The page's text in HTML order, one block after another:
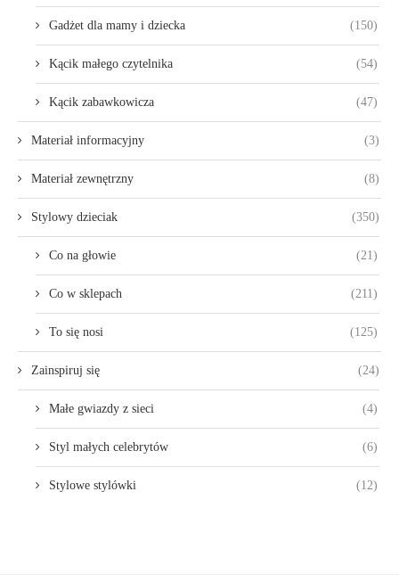
Gadżet dla mamy i dziecka (150)
Kącik małego czytelnika (54)
Kącik zabawkowicza (47)
Materiał informacyjny (3)
Materiał zewnętrzny (8)
Stylowy dzieciak (350)
Co na głowie (21)
Co w sklepach (211)
To się nosi (125)
Zainspiruj się (24)
Małe gwiazdy z sieci (4)
Styl małych celebrytów (6)
Stylowe stylówki (12)